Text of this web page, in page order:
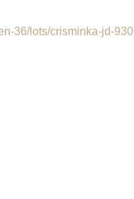
36/lots/crisminka-jd-930